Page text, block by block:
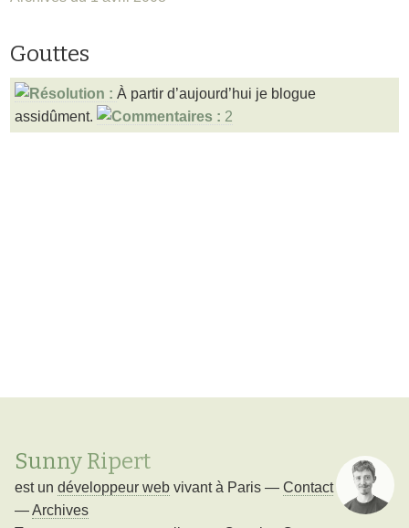
Gouttes
À partir d’aujourd’hui je blogue
assidûment.
2
Sunny Ripert
est un développeur web vivant à Paris — Contact
—Archives